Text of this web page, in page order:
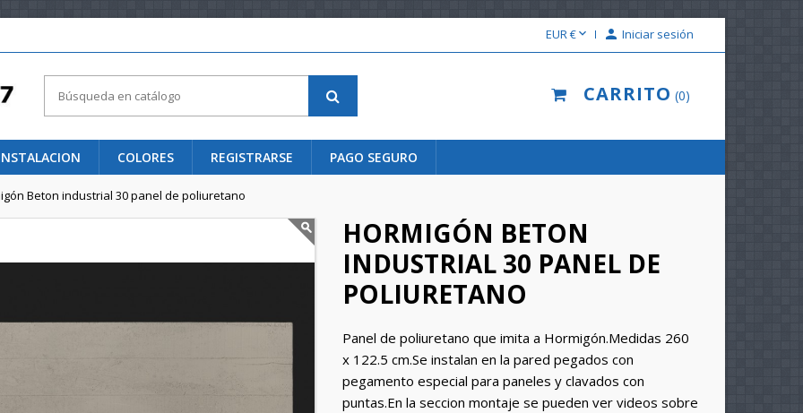
EUR €  Iniciar sesión
CARRITO 0
COLORES REGISTRARSE PAGO SEGURO
Beton industrial 30 panel de poliuretano
HORMIGÓN BETON
INDUSTRIAL 30 PANEL DE
POLIURETANO
Panel de poliuretano que imita a Hormigón.Medidas 260
x 122.5 cm.Se instalan en la pared pegados con
pegamento especial para paneles y clavados con
puntas.En la seccion montaje se pueden ver videos sobre